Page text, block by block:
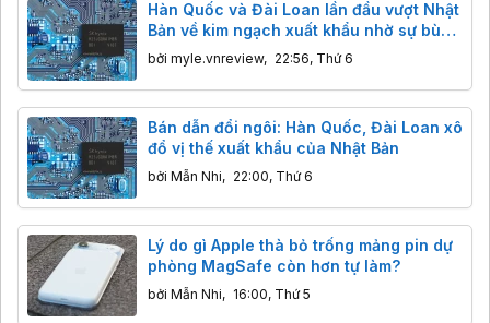
Hàn Quốc và Đài Loan lần đầu vượt Nhật
Bản về kim ngạch xuất khẩu nhờ sự bùng
nổ của AI
bởi myle.vnreview, 22:56, Thứ 6
Bán dẫn đổi ngôi: Hàn Quốc, Đài Loan xô
đổ vị thế xuất khẩu của Nhật Bản
bởi Mẫn Nhi, 22:00, Thứ 6
Lý do gì Apple thà bỏ trống mảng pin dự
phòng MagSafe còn hơn tự làm?
bởi Mẫn Nhi, 16:00, Thứ 5